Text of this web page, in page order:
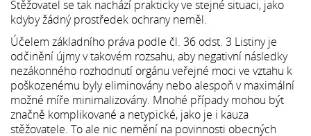
Stěžovatel se tak nachází prakticky ve stejné situaci, jako
kdyby žádný prostředek ochrany neměl.
Účelem základního práva podle čl. 36 odst. 3 Listiny je
odčinění újmy v takovém rozsahu, aby negativní následky
nezákonného rozhodnutí orgánu veřejné moci ve vztahu k
poškozenému byly eliminovány nebo alespoň v maximální
možné míře minimalizovány. Mnohé případy mohou být
značně komplikované a netypické, jako je i kauza
stěžovatele. To ale nic nemění na povinnosti obecných